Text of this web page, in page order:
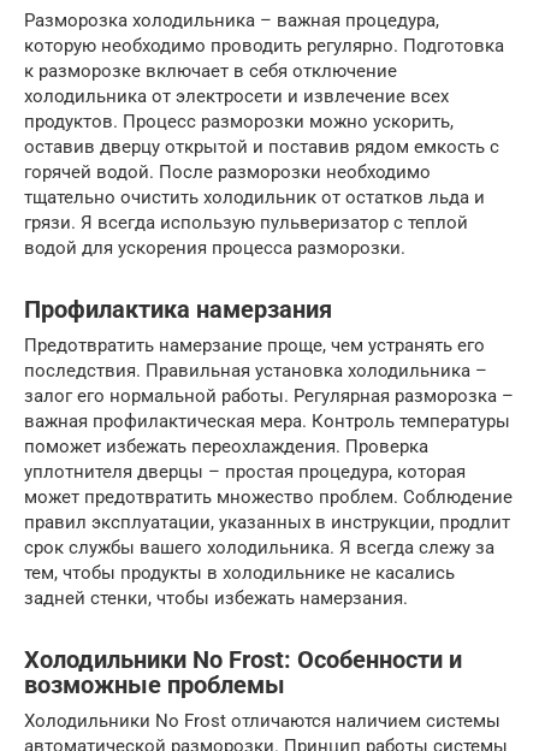
Разморозка холодильника – важная процедура,
которую необходимо проводить регулярно. Подготовка
к разморозке включает в себя отключение
холодильника от электросети и извлечение всех
продуктов. Процесс разморозки можно ускорить,
оставив дверцу открытой и поставив рядом емкость с
горячей водой. После разморозки необходимо
тщательно очистить холодильник от остатков льда и
грязи. Я всегда использую пульверизатор с теплой
водой для ускорения процесса разморозки.
Профилактика намерзания
Предотвратить намерзание проще, чем устранять его
последствия. Правильная установка холодильника –
залог его нормальной работы. Регулярная разморозка –
важная профилактическая мера. Контроль температуры
поможет избежать переохлаждения. Проверка
уплотнителя дверцы – простая процедура, которая
может предотвратить множество проблем. Соблюдение
правил эксплуатации, указанных в инструкции, продлит
срок службы вашего холодильника. Я всегда слежу за
тем, чтобы продукты в холодильнике не касались
задней стенки, чтобы избежать намерзания.
Холодильники No Frost: Особенности и
возможные проблемы
Холодильники No Frost отличаются наличием системы
автоматической разморозки. Принцип работы системы